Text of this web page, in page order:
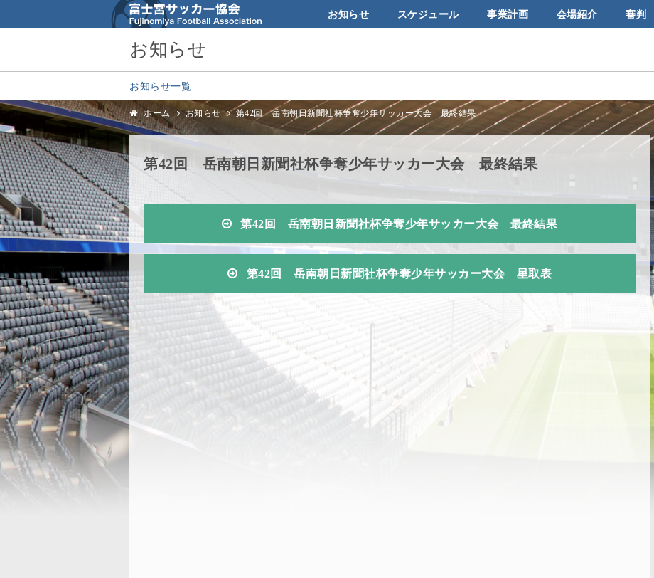
お知らせ スケジュール 事業計画 会場紹介 審判
お知らせ
お知らせ一覧
ホーム お知らせ 第42回 岳南朝日新聞社杯争奪少年サッカー大会 最終結果
第42回 岳南朝日新聞社杯争奪少年サッカー大会 最終結果
第42回 岳南朝日新聞社杯争奪少年サッカー大会 最終結果
第42回 岳南朝日新聞社杯争奪少年サッカー大会 星取表